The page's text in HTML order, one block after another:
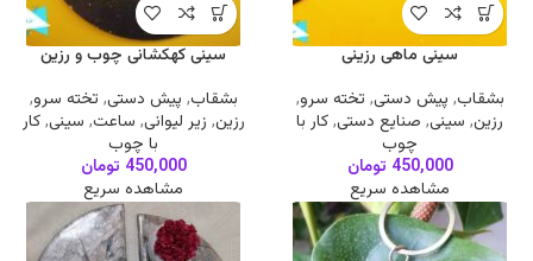
سینی ماهی رزینی
بشقاب, پیش دستی, تخته سرو,
رزین, سینی, صنایع دستی,کار با
چوب
450,000 تومان
مشاهده سریع
سینی کهکشانی چوب و رزین
بشقاب, پیش دستی, تخته سرو,
رزین, زیر لیوانی, ساعت, سینی,کار
با چوب
450,000 تومان
مشاهده سریع